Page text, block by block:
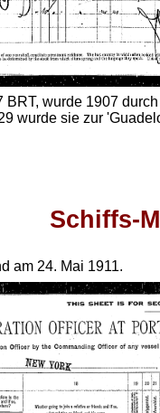
BRT, wurde 1907
wurde sie zur
Schiffs-
am 24. Mai 1911.